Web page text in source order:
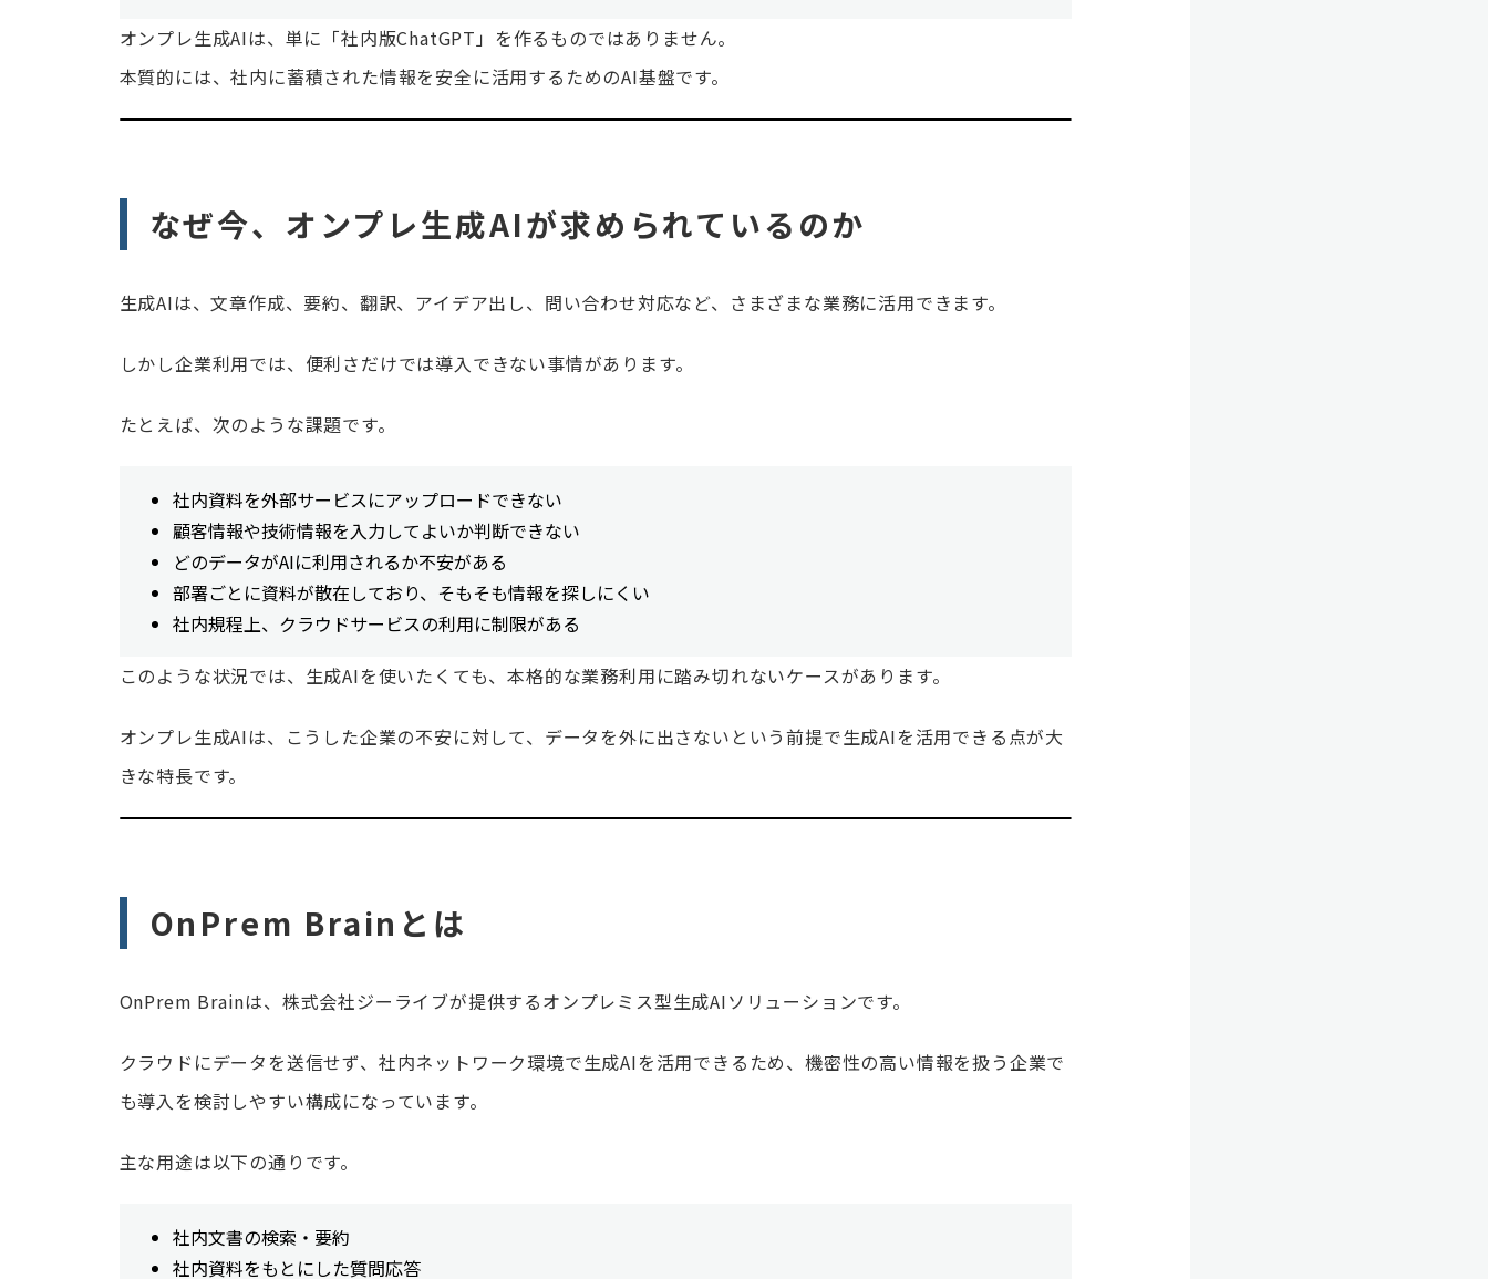
オンプレ生成AIは、単に「社内版ChatGPT」を作るものではありません。
本質的には、社内に蓄積された情報を安全に活用するためのAI基盤です。
なぜ今、オンプレ生成AIが求められているのか
生成AIは、文章作成、要約、翻訳、アイデア出し、問い合わせ対応など、さまざまな業務に活用できます。
しかし企業利用では、便利さだけでは導入できない事情があります。
たとえば、次のような課題です。
社内資料を外部サービスにアップロードできない
顧客情報や技術情報を入力してよいか判断できない
どのデータがAIに利用されるか不安がある
部署ごとに資料が散在しており、そもそも情報を探しにくい
社内規程上、クラウドサービスの利用に制限がある
このような状況では、生成AIを使いたくても、本格的な業務利用に踏み切れないケースがあります。
オンプレ生成AIは、こうした企業の不安に対して、 データを外に出さない という前提で生成AIを活用できる点が大
きな特長です。
OnPrem Brainとは
OnPrem Brainは、株式会社ジーライブが提供するオンプレミス型生成AIソリューションです。
クラウドにデータを送信せず、社内ネットワーク環境で生成AIを活用できるため、機密性の高い情報を扱う企業で
も導入を検討しやすい構成になっています。
主な用途は以下の通りです。
社内文書の検索・要約
社内資料をもとにした質問応答